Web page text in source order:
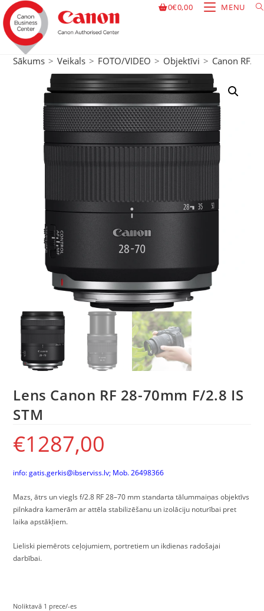
0€0,00 MENU
Sākums > Veikals > FOTO/VIDEO > Objektīvi > Canon RF/
Lens Canon RF 28-70mm F/2.8 IS
STM
€1287,00
info:gatis.gerkis@ibserviss.lv; Mob.26498366
Mazs, ātrs un viegls f/2.8 RF 28–70 mm standarta tālummaiņas objektīvs
pilnkadra kamerām ar attēla stabilizēšanu un izolāciju noturībai pret
laika apstākļiem.
Lieliski piemērots ceļojumiem, portretiem un ikdienas radošajai
darbībai.
Noliktavā 1 prece/-es